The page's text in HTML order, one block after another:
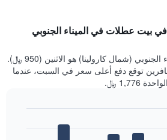
بيت عطلات في الميناء الجنوبي
أرخص يوم للإقامة في الميناء الجنوبي (شمال كارولينا) هو الاثنين (950 ﷼).
توقع دفع أعلى سعر في السبت، عندما
1,776 ﷼.